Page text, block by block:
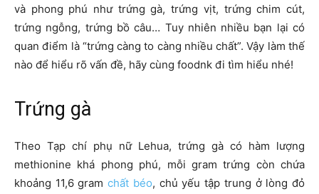
và phong phú như trứng gà, trứng vịt, trứng chim cút,
trứng ngỗng, trứng bồ câu… Tuy nhiên nhiều bạn lại có
quan điểm là “trứng càng to càng nhiều chất”. Vậy làm thế
nào để hiểu rõ vấn đề, hãy cùng foodnk đi tìm hiểu nhé!
Trứng gà
Theo Tạp chí phụ nữ Lehua, trứng gà có hàm lượng
methionine khá phong phú, mỗi gram trứng còn chứa
khoảng 11,6 gramchất béo, chủ yếu tập trung ở lòng đỏ